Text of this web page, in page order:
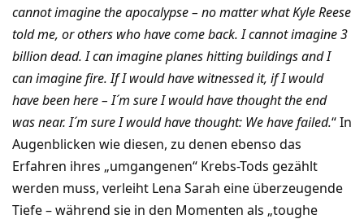
cannot imagine the apocalypse – no matter what Kyle Reese
told me, or others who have come back. I cannot imagine 3
billion dead. I can imagine planes hitting buildings and I
can imagine fire. If I would have witnessed it, if I would
have been here – I´m sure I would have thought the end
was near. I´m sure I would have thought: We have failed.“ In
Augenblicken wie diesen, zu denen ebenso das
Erfahren ihres „umgangenen“ Krebs-Tods gezählt
werden muss, verleiht Lena Sarah eine überzeugende
Tiefe – während sie in den Momenten als „toughe